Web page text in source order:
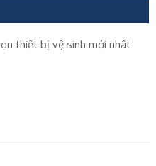
thiết bị vệ sinh mới nhất